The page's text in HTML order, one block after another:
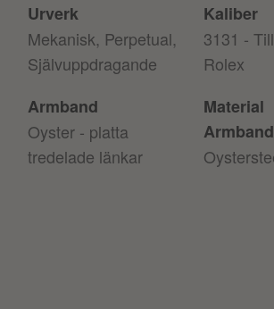
Urverk
Mekanisk, Perpetual,
Självuppdragande
Kaliber
3131 -
Rolex
Armband
Oyster - platta
tredelade länkar
Material